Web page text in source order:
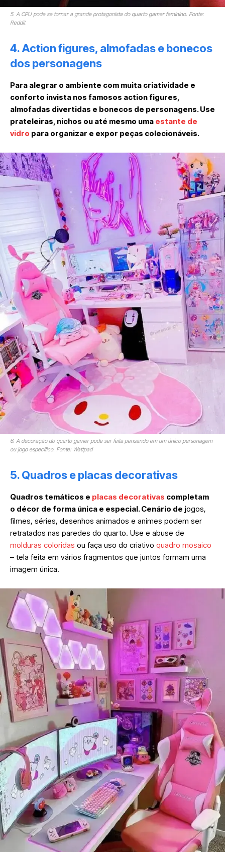
5. A CPU pode se tornar a grande protagonista do quarto gamer feminino. Fonte:
Reddit
4. Action figures, almofadas e bonecos
dos personagens
Para alegrar o ambiente com muita criatividade e
conforto invista nos famosos action figures,
almofadas divertidas e bonecos de personagens. Use
prateleiras, nichos ou até mesmo uma estante de
vidro para organizar e expor peças colecionáveis.
6. A decoração do quarto gamer pode ser feita pensando em um único personagem
ou jogo específico. Fonte: Wattpad
5. Quadros e placas decorativas
Quadros temáticos e placas decorativas completam
o décor de forma única e especial. Cenário de jogos,
filmes, séries, desenhos animados e animes podem ser
retratados nas paredes do quarto. Use e abuse de
molduras coloridas ou faça uso do criativo quadro mosaico
– tela feita em vários fragmentos que juntos formam uma
imagem única.